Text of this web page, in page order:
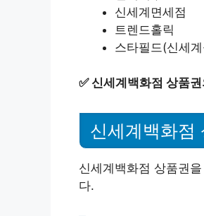
신세계면세점
트렌드홀릭
스타필드(신세
✅신세계백화점 상품
신세계백화점
신세계백화점 상품권
다.